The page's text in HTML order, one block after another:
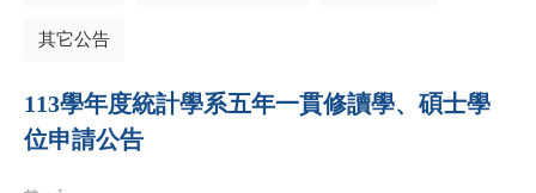
其它公告
113學年度統計學系五年一貫修讀學、碩士學
位申請公告